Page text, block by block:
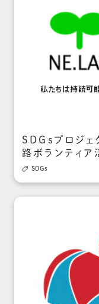
SDGｓプロジ
路ボランティ
 SDGs